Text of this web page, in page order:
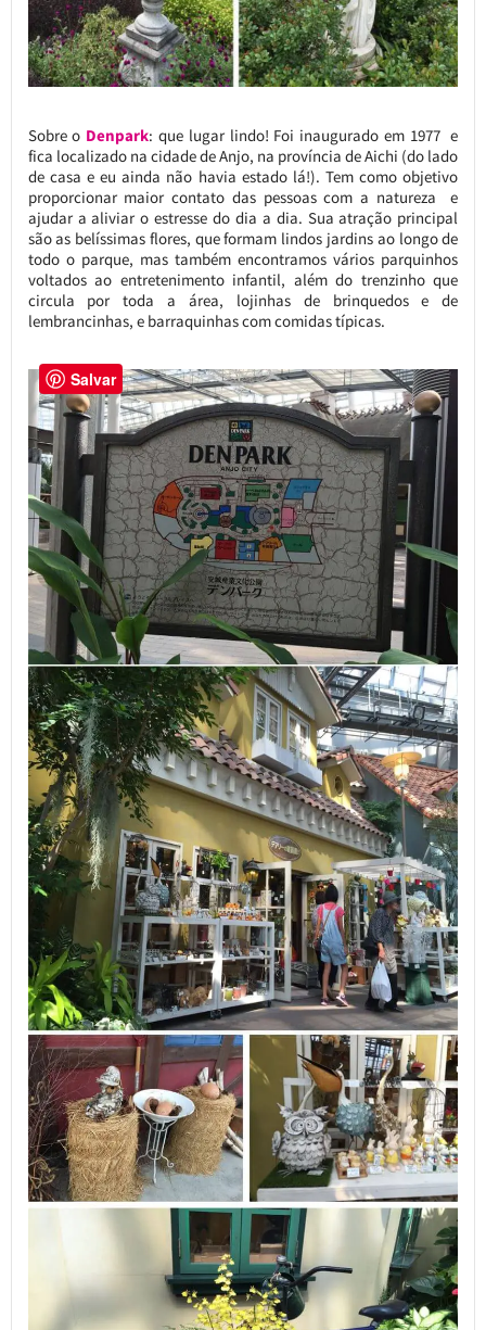
Sobre o Denpark: que lugar lindo! Foi inaugurado em 1977 e
fica localizado na cidade de Anjo, na província de Aichi (do lado
de casa e eu ainda não havia estado lá!). Tem como objetivo
proporcionar maior contato das pessoas com a natureza e
ajudar a aliviar o estresse do dia a dia. Sua atração principal
são as belíssimas flores, que formam lindos jardins ao longo de
todo o parque, mas também encontramos vários parquinhos
voltados ao entretenimento infantil, além do trenzinho que
circula por toda a área, lojinhas de brinquedos e de
lembrancinhas, e barraquinhas com comidas típicas.
Salvar